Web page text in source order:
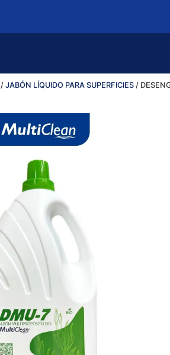
/JABÓN LÍQUIDO PARA SUPERFICIES /